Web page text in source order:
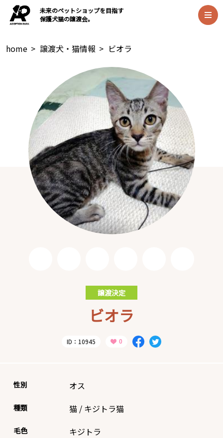
未来のペットショップを目指す
保護犬猫の譲渡会。
home > 譲渡犬・猫情報 > ビオラ
譲渡決定
ビオラ
ID：10945
性別 オス
種類 猫 / キジトラ猫
毛色 キジトラ